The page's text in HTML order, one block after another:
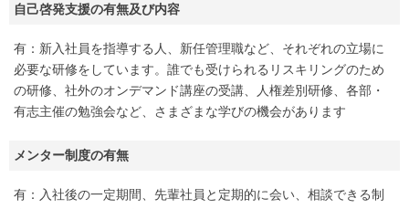
自己啓発支援の有無及び内容
有：新入社員を指導する人、新任管理職など、それぞれの立場に
必要な研修をしています。誰でも受けられるリスキリングのため
の研修、社外のオンデマンド講座の受講、人権差別研修、各部・
有志主催の勉強会など、さまざまな学びの機会があります
メンター制度の有無
有：入社後の一定期間、先輩社員と定期的に会い、相談できる制